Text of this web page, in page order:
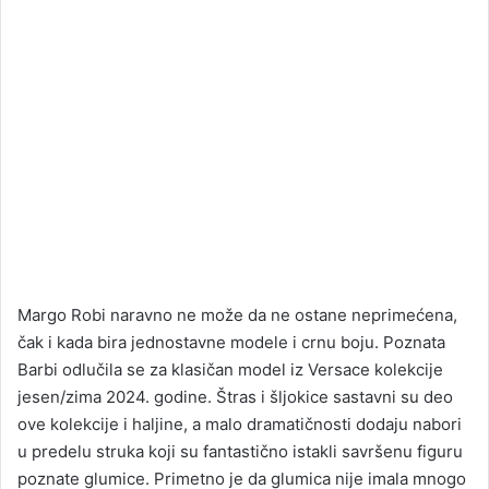
Margo Robi naravno ne može da ne ostane neprimećena,
čak i kada bira jednostavne modele i crnu boju. Poznata
Barbi odlučila se za klasičan model iz Versace kolekcije
jesen/zima 2024. godine. Štras i šljokice sastavni su deo
ove kolekcije i haljine, a malo dramatičnosti dodaju nabori
u predelu struka koji su fantastično istakli savršenu figuru
poznate glumice. Primetno je da glumica nije imala mnogo